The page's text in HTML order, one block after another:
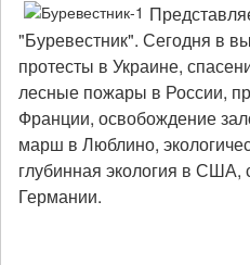
"Буревестник". Сегодня в
протесты в Украине,
лесные пожары в России,
Франции, освобождение
марш в Люблино,
глубинная экология в США,
Германии.